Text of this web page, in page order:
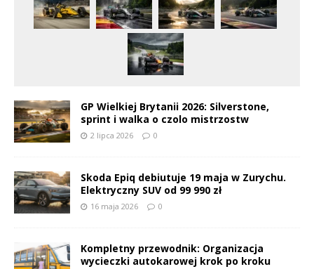
GP Wielkiej Brytanii 2026: Silverstone,
sprint i walka o czolo mistrzostw
2 lipca 2026 0
Skoda Epiq debiutuje 19 maja w Zurychu.
Elektryczny SUV od 99 990 zł
16 maja 2026 0
Kompletny przewodnik: Organizacja
wycieczki autokarowej krok po kroku